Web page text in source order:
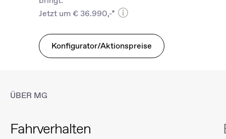
Jetzt um € 36.990,-*
Konfigurator/Aktionspreise
ÜBER MG
Fahrverhalten